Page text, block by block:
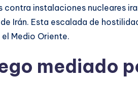
instalaciones nucleares
Irán. Esta escalada de
Medio Oriente.
mediado